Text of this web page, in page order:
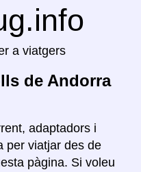
a viatgers
de Andorra
adaptadors i
per viatjar des de
pàgina. Si voleu